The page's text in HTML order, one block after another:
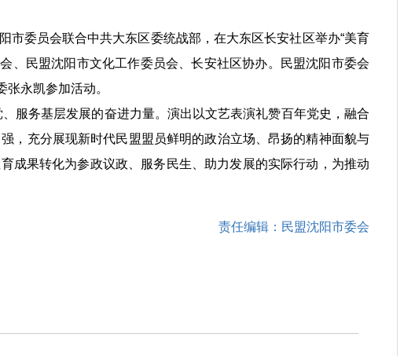
委员会联合中共大东区委统战部，在大东区长安社区举办“美育
民盟沈阳市文化工作委员会、长安社区协办。民盟沈阳市委会
永凯参加活动。
服务基层发展的奋进力量。演出以文艺表演礼赞百年党史，融合
，充分展现新时代民盟盟员鲜明的政治立场、昂扬的精神面貌与
成果转化为参政议政、服务民生、助力发展的实际行动，为推动
责任编辑：民盟沈阳市委会